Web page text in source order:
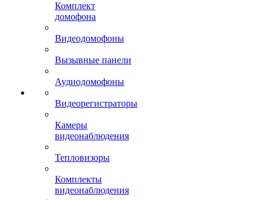
Комплект
домофона
Видеодомофоны
Вызывные панели
Аудиодомофоны
Видеорегистраторы
Камеры
видеонаблюдения
Тепловизоры
Комплекты
видеонаблюдения